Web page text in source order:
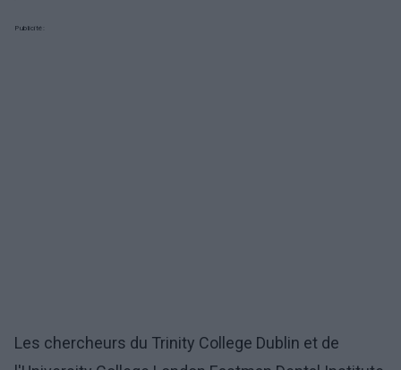
Publicité:
Les chercheurs du Trinity College Dublin et de